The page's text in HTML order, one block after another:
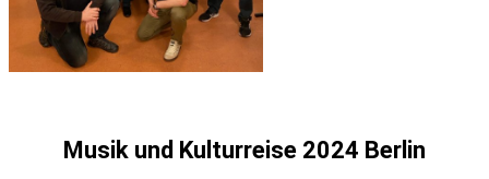
Musik und Kulturreise 2024 Berlin